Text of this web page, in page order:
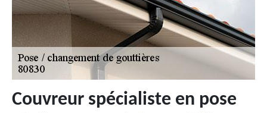
Couvreur spécialiste en pose